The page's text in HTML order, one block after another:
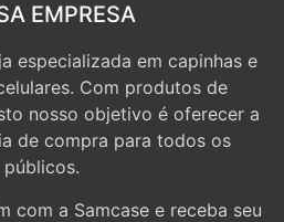
EMPRESA
especializada em capinhas e
Com produtos de
nosso objetivo é oferecer a
de compra para todos os
públicos.
com a Samcase e receba seu